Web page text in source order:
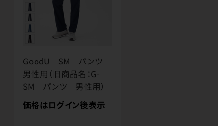
GoodU SM パンツ
男性用（旧商品名：G-
SM パンツ 男性用）
価格はログイン後表示